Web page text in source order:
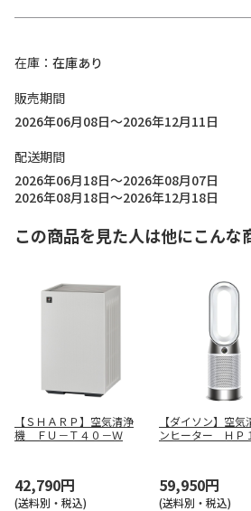
在庫
在庫あり
販売期間
2026年06月08日～2026年12月11日
配送期間
2026年06月18日～2026年08月07日
2026年08月18日～2026年12月18日
この商品を見た人は他にこんな
【ＳＨＡＲＰ】空気清浄
機 ＦＵ－Ｔ４０－Ｗ
42,790円
(送料別・税込)
【ダイソン】空気
ンヒーター Ｈ
59,950円
(送料別・税込)